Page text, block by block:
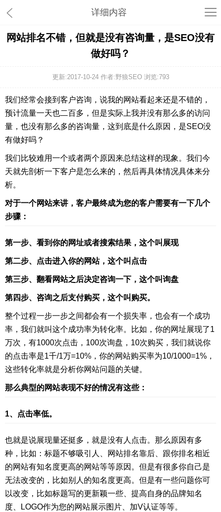
详细内容
网站排名不错，但就是没有咨询量，是SEO没有
做好吗？
更新:2017-10-24 作者:野狼SEO 浏览:793
我们经常会接到客户咨询，说我的网站看起来还是不错的，
预计流量一天也二百多，但是实际上我并没有那么多的访问
量，也没有那么多的咨询量，这到底是什么原因，是SEO没
有做好吗？
我们比较难用一个或者两个原因来总结这样的现象。我们今
天就先剖析一下客户是怎么来的，然后再具体情况具体来分
析。
对于一个网站来讲，客户最终成为您的客户需要有一下几个
步骤：
第一步、看到你的网址或者搜索结果，这个叫展现
第二步、点击进入你的网站，这个叫点击
第三步、翻看网站之后决定咨询一下，这个叫询盘
第四步、咨询之后支付购买，这个叫购买。
整个过程一步一步之间都会有一个损失率，也会有一个成功
率，我们就叫这个成功率为转化率。比如，你的网址展现了1
万次，有1000次点击，100次询盘，10次购买，我们就说你
的点击率是1千/1万=10%，你的网站购买率为10/1000=1%，
这些转化率就是分析你网站问题的关键。
那么典型的网站表现不好的情况有这些：
1、点击率低。
也就是说展现量还挺多，就是没有人点击。那么原因有多
种，比如：标题不够吸引人、网站排名靠后、跟你排名相近
的网站有知名度更高的网站等等原因。但是有很多你自己是
无法改变的，比如别人的知名度更高。但是有一些问题你可
以改变，比如标题写的更新颖一些、提高自身的品牌知名
度、LOGO作为您的网站展示图片、加V认证等等。